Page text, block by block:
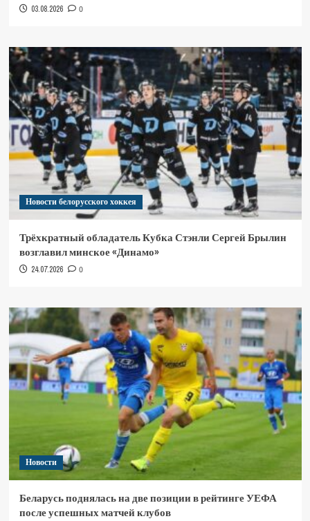
03.08.2026 0
Новости белорусского хоккея
Трёхкратный обладатель Кубка Стэнли Сергей Брылин
возглавил минское «Динамо»
24.07.2026 0
Новости
Беларусь поднялась на две позиции в рейтинге УЕФА
после успешных матчей клубов